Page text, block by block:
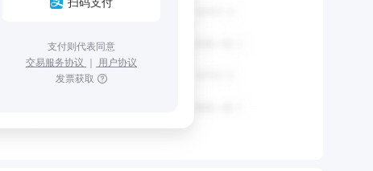
支付则代表同意
交易服务协议 ｜ 用户协议
发票获取